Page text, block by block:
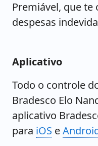
Premiável, que
despesas
Aplicativo
Todo o controle
Bradesco Elo
aplicativo
para iOS e